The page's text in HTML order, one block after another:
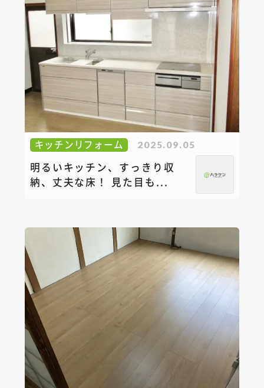
キッチンリフォーム 2025.09.05
明るいキッチン、すっきり収
納、丈夫な床！ 見た目も...